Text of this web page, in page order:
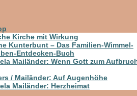
Kirche mit Wirkung
Kunterbunt – Das Familien-Wimmel-
Entdecken-Buch
Mailänder: Wenn Gott zum
/ Mailänder: Auf Augenhöhe
Mailänder: Herzheimat